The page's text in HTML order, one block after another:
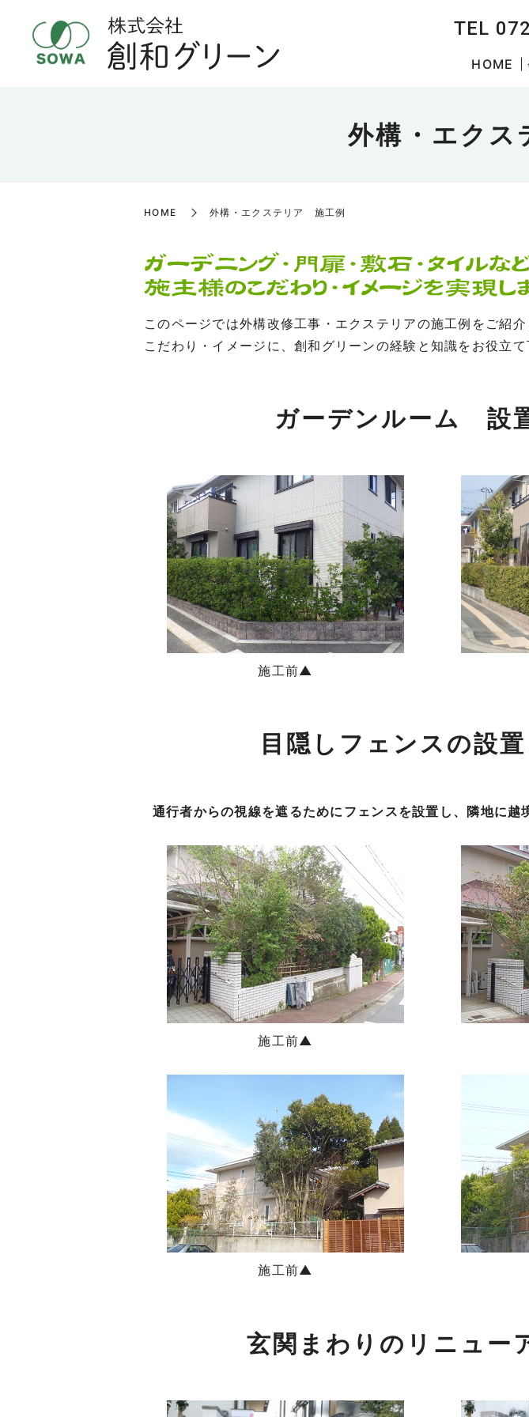
HOME
TEL
外構・エク
HOME 外構・エクステリア 施工例
このページでは外構改修工事・エクステリアの施工例をご紹
こだわり・イメージに、創和グリーンの経験と知識をお役立て
ガーデンルーム 設
施工前▲
目隠しフェンスの設
通行者からの視線を遮るためにフェンスを設置し、隣地に越
施工前▲
施工前▲
玄関まわりのリニュー